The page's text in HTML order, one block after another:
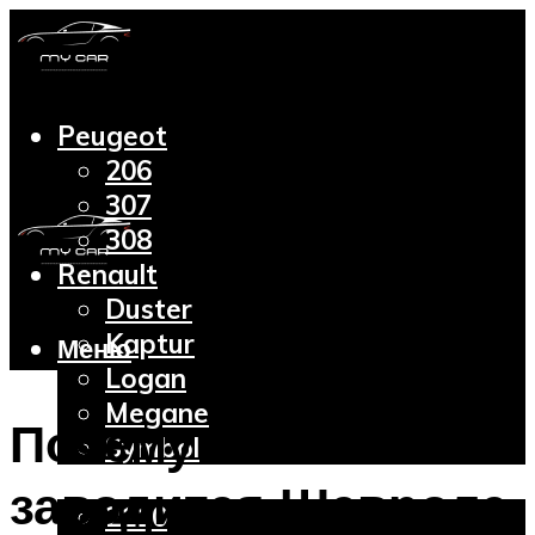
Peugeot
206
307
308
Renault
Duster
Kaptur
Logan
Megane
Symbol
2110
Меню
Почему не
заводится Шевроле